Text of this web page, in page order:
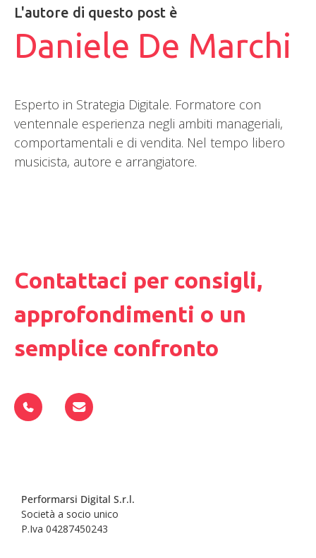
L'autore di questo post è
Daniele De Marchi
Esperto in Strategia Digitale. Formatore con
ventennale esperienza negli ambiti manageriali,
comportamentali e di vendita. Nel tempo libero
musicista, autore e arrangiatore.
Contattaci per consigli,
approfondimenti o un
semplice confronto
Performarsi Digital S.r.l.
Società a socio unico
P.Iva 04287450243